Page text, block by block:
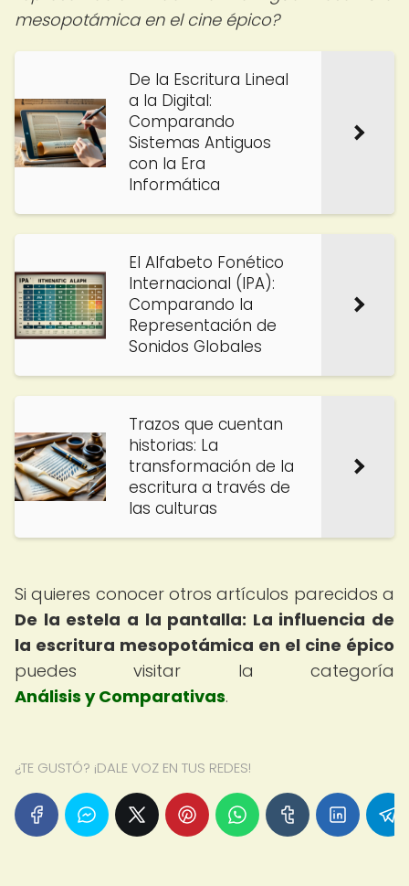
mesopotámica en el cine épico?
De la Escritura Lineal
a la Digital:
Comparando
Sistemas Antiguos
con la Era
Informática
El Alfabeto Fonético
Internacional (IPA):
Comparando la
Representación de
Sonidos Globales
Trazos que cuentan
historias: La
transformación de la
escritura a través de
las culturas
Si quieres conocer otros artículos parecidos a
De la estela a la pantalla: La influencia de
la escritura mesopotámica en el cine épico
puedes visitar la categoría
Análisis y Comparativas.
¿TE GUSTÓ? ¡DALE VOZ EN TUS REDES!